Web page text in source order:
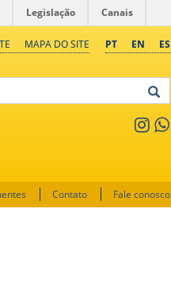
Legislação Canais
PT EN ES
MAPA DO SITE
Contato Fale conosco